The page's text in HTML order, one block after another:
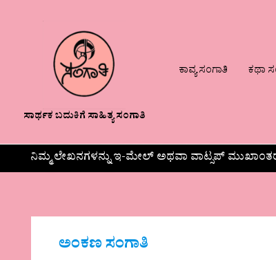
ಸಾರ್ಥಕ ಬದುಕಿಗೆ ಸಾಹಿತ್ಯ ಸಂಗಾತಿ
ಕಾವ್ಯ ಸಂಗಾತಿ ಕಥಾ
ನಿಮ್ಮ ಲೇಖನಗಳನ್ನು ಇ-ಮೇಲ್ ಅಥವಾ ವಾಟ್ಸಪ್
ಅಂಕಣ ಸಂಗಾತಿ